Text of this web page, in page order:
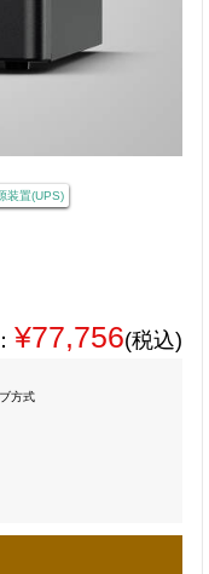
装置(UPS)
¥77,756(税込)
方式